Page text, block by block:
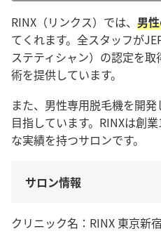
RINX（リンクス）では、 男
てくれます。全スタッフが
ステティシャン）の認定を
術を提供しています。
また、男性専用脱毛機を開
目指しています。RINXは創
な実績を持つサロンです。
サロン情報
クリニック名：RINX 東京新